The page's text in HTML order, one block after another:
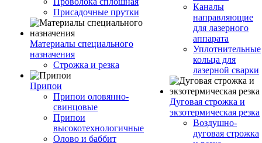
Присадочные прутки
Материалы специального
назначения
Строжка и резка
Припои
Припои оловянно-
свинцовые
Припои
высокотехнологичные
Олово и баббит
Каналы
направляющие
для лазерного
аппарата
Уплотнительные
кольца для
лазерной сварки
Дуговая строжка и
экзотермическая резка
Воздушно-
дуговая строжка